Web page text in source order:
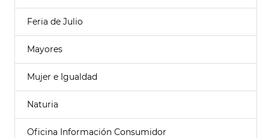
Feria de Julio
Mayores
Mujer e Igualdad
Naturia
Oficina Información Consumidor